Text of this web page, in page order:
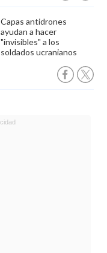
Capas antidrones
ayudan a hacer
"invisibles" a los
soldados ucranianos